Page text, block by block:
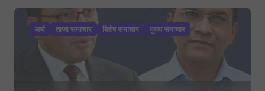
i
अर्थ ताजा समाचार बिशेष समाचार मुख्य समाचार